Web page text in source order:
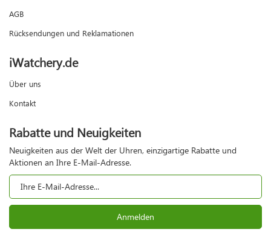
AGB
Rücksendungen und Reklamationen
iWatchery.de
Über uns
Kontakt
Rabatte und Neuigkeiten
Neuigkeiten aus der Welt der Uhren, einzigartige Rabatte und
Aktionen an Ihre E-Mail-Adresse.
Anmelden